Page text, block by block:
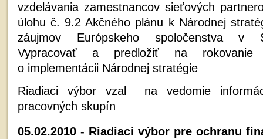
vzdelávania zamestnancov sieťových
úlohu č. 9.2 Akčného plánu k Národnej
záujmov Európskeho spoločenstva v
Vypracovať a predložiť na
o implementácii Národnej stratégie
Riadiaci výbor vzal na vedomie
pracovných skupín
05.02.2010 - Riadiaci výbor pre ochranu